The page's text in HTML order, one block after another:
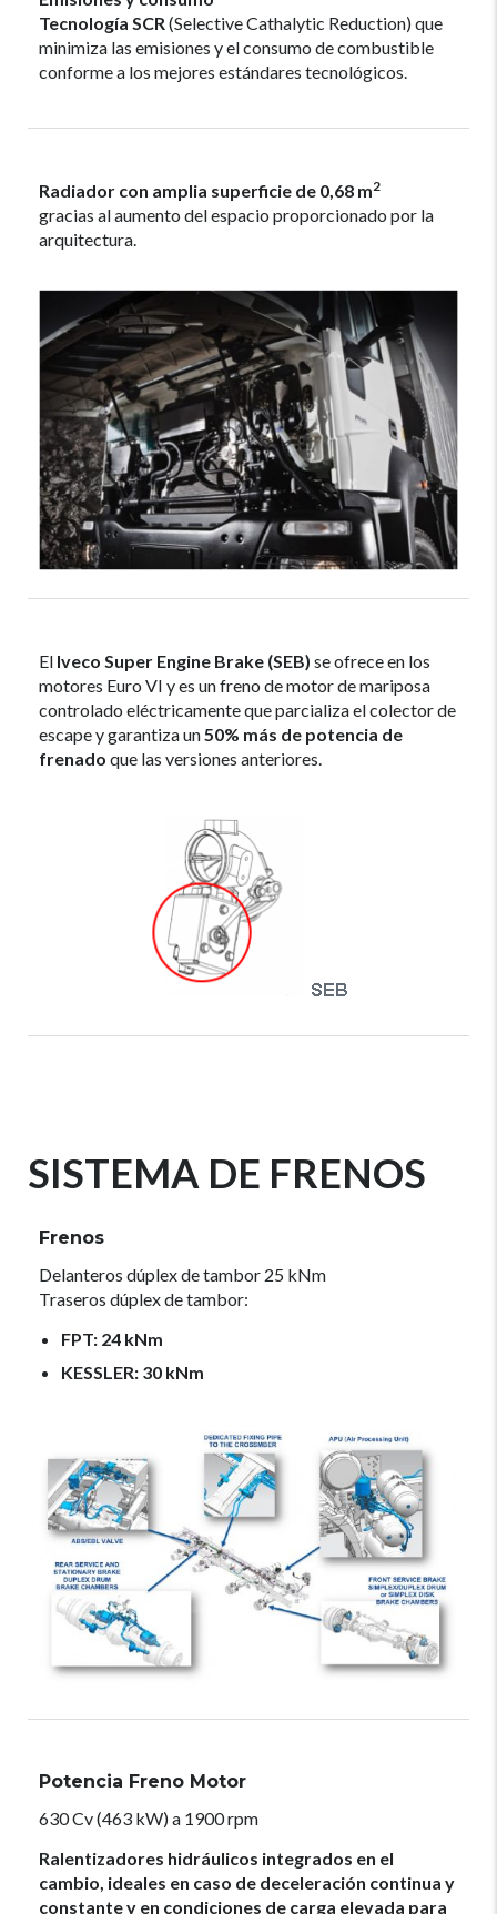
Tecnología SCR(Selective Cathalytic Reduction) que
minimiza las emisiones y el consumo de combustible
conforme a los mejores estándares tecnológicos.
Radiador con amplia superficie de 0,68 m2
gracias al aumento del espacio proporcionado por la
arquitectura.
El Iveco Super Engine Brake (SEB) se ofrece en los
motores Euro VI y es un freno de motor de mariposa
controlado eléctricamente que parcializa el colector de
escape y garantiza un 50% más de potencia de
frenado que las versiones anteriores.
SISTEMA DE FRENOS
Frenos
Delanteros dúplex de tambor 25 kNm
Traseros dúplex de tambor:
FPT: 24 kNm
KESSLER: 30 kNm
Potencia Freno Motor
630 Cv (463 kW) a 1900 rpm
Ralentizadores hidráulicos integrados en el
cambio, ideales en caso de deceleración continua y
constante y en condiciones de carga elevada para